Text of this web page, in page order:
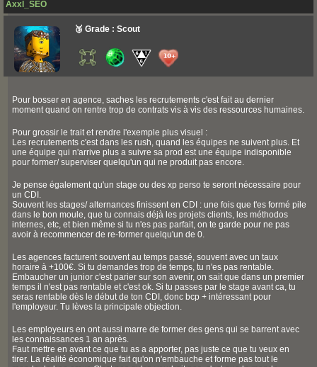
Axxl_SEO
🥉 Grade : Scout
Pour bosser en agence, saches les recrutements c'est fait au dernier
moment quand on rentre trop de contrats vis à vis des ressources humaines.
Pour grossir le trait et rendre l'exemple plus visuel :
Les recrutements c'est dans les rush, quand les équipes ne suivent plus. Et
une équipe qui n'arrive plus a suivre sa prod est une équipe indisponible
pour former/ superviser quelqu'un qui ne produit pas encore.
Je pense également qu'un stage ou des xp perso te seront nécessaire pour
un CDI.
Souvent les stages/ alternances finissent en CDI : une fois que t'es formé pile
dans le bon moule, que tu connais déjà les projets clients, les méthodos
internes, etc, et bien même si tu n'es pas parfait, on te garde pour ne pas
avoir à recommencer de re-former quelqu'un de 0.
Les agences facturent souvent au temps passé, souvent avec un taux
horaire à +100€. Si tu demandes trop de temps, tu n'es pas rentable.
Embaucher un junior c'est parier sur son avenir, on sait que dans un premier
temps il n'est pas rentable et c'est ok. Si tu passes par le stage avant ca, tu
seras rentable dès le début de ton CDI, donc bcp + intéressant pour
l'employeur. Tu lèves la principale objection.
Les employeurs en ont aussi marre de former des gens qui se barrent avec
les connaissances 1 an après.
Faut mettre en avant ce que tu as a apporter, pas juste ce que tu veux en
tirer. La réalité économique fait qu'on n'embauche et forme pas tout le